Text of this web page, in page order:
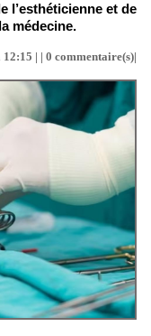
l’esthéticienne et de
médecine.
| | 0 commentaire(s)|